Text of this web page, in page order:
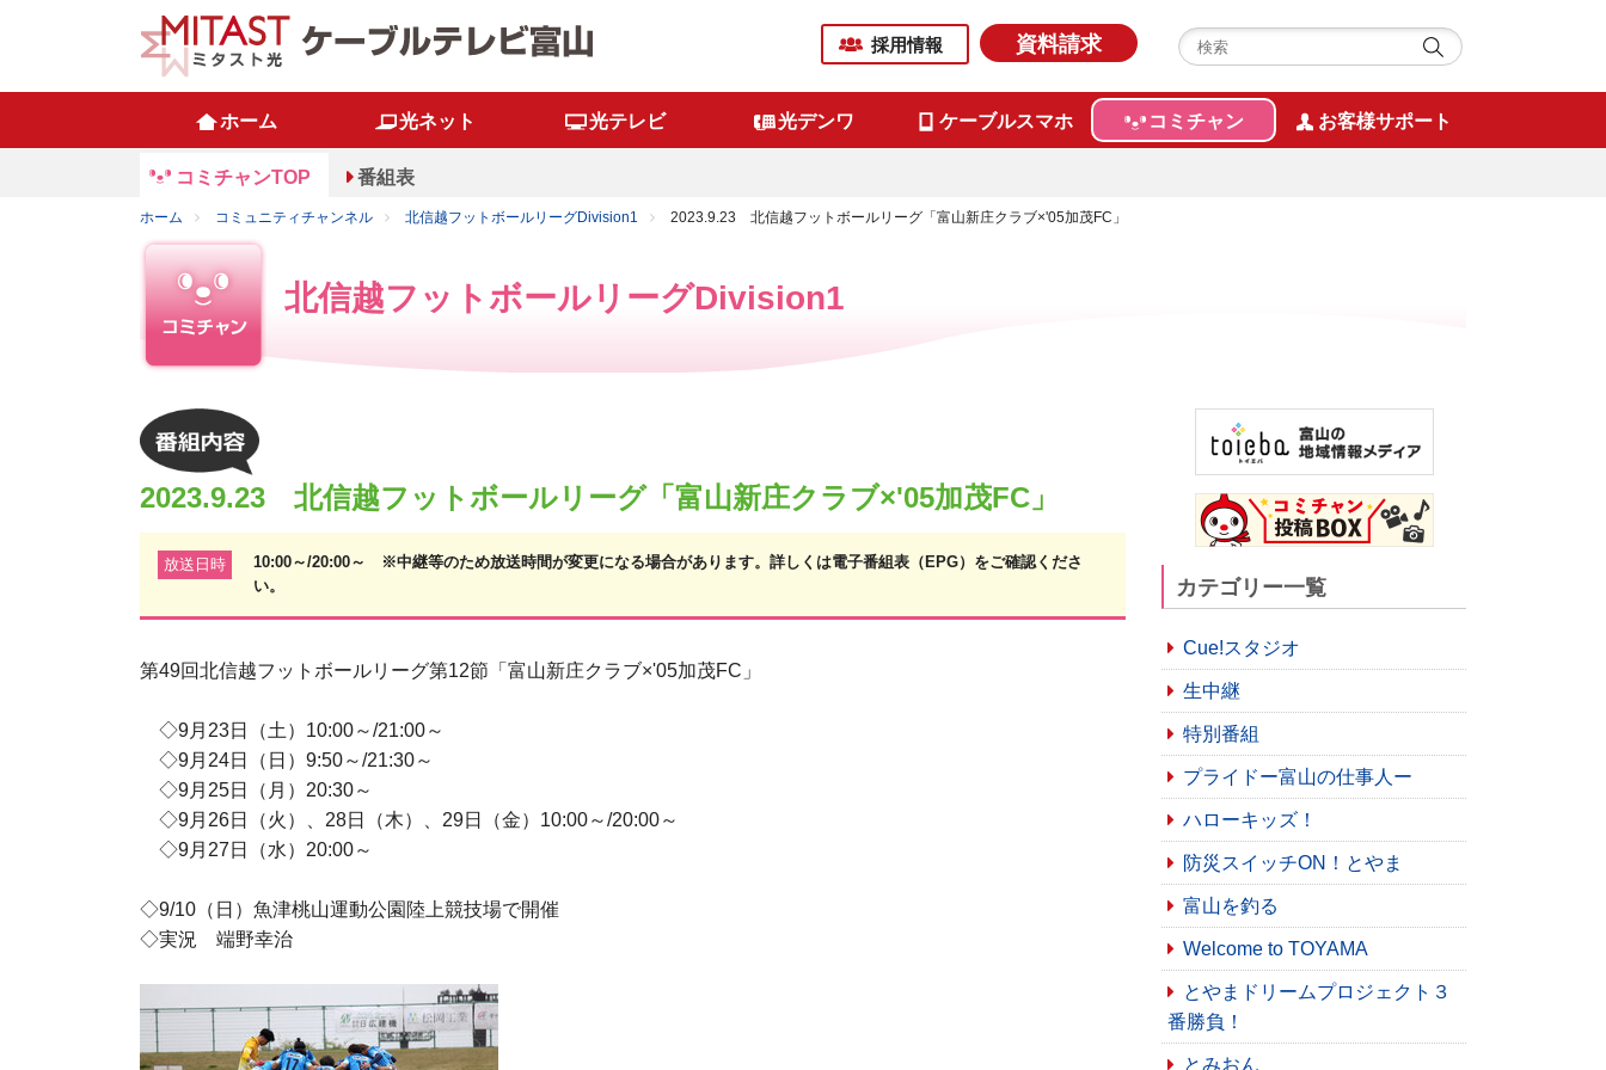
採用情報 資料請求
ホーム 光ネット 光テレビ 光デンワ ケーブルスマホ コミチャン お客様サポート
コミチャンTOP 番組表
ホーム コミュニティチャンネル 北信越フットボールリーグDivision1 2023.9.23 北信越フットボールリーグ「富山新庄クラブ×'05加茂FC」
北信越フットボールリーグDivision1
2023.9.23 北信越フットボールリーグ「富山新庄クラブ×'05加茂FC」
放送日時
10:00～/20:00～ ※中継等のため放送時間が変更になる場合があります。詳しくは電子番組表（EPG）をご確認くださ
い。
第49回北信越フットボールリーグ第12節「富山新庄クラブ×'05加茂FC」
◇9月23日（土）10:00～/21:00～
◇9月24日（日）9:50～/21:30～
◇9月25日（月）20:30～
◇9月26日（火）、28日（木）、29日（金）10:00～/20:00～
◇9月27日（水）20:00～
◇9/10（日）魚津桃山運動公園陸上競技場で開催
◇実況 端野幸治
カテゴリー一覧
Cue!スタジオ
生中継
特別番組
プライドー富山の仕事人ー
ハローキッズ！
防災スイッチON！とやま
富山を釣る
Welcome to TOYAMA
とやまドリームプロジェクト３
番勝負！
とみおん